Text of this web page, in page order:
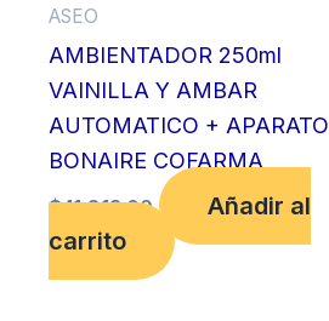
ASEO
AMBIENTADOR 250ml
VAINILLA Y AMBAR
AUTOMATICO + APARATO
BONAIRE COFARMA
$41,813.00
Añadir al
carrito